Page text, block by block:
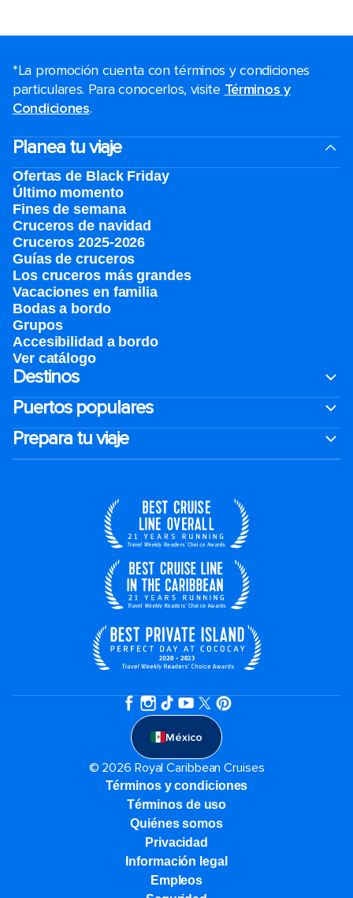
*La promoción cuenta con términos y condiciones
particulares. Para conocerlos, visite Términos y
Condiciones.
Planea tu viaje
Ofertas de Black Friday
Último momento
Fines de semana
Cruceros de navidad
Cruceros 2025-2026
Guías de cruceros
Los cruceros más grandes
Vacaciones en familia
Bodas a bordo
Grupos
Accesibilidad a bordo
Ver catálogo
Destinos
Puertos populares
Prepara tu viaje
México
© 2026 Royal Caribbean Cruises
Términos y condiciones
Términos de uso
Quiénes somos
Privacidad
Información legal
Empleos